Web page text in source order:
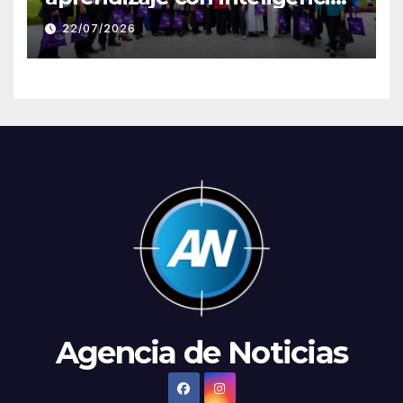
artificial a través de Google
Gemini
22/07/2026
Agencia de Noticias